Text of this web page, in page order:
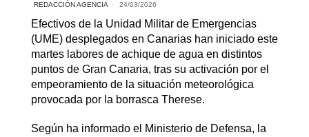
REDACCIÓN AGENCIA 24/03/2026
Efectivos de la Unidad Militar de Emergencias
(UME) desplegados en Canarias han iniciado este
martes labores de achique de agua en distintos
puntos de Gran Canaria, tras su activación por el
empeoramiento de la situación meteorológica
provocada por la borrasca Therese.
Según ha informado el Ministerio de Defensa, la